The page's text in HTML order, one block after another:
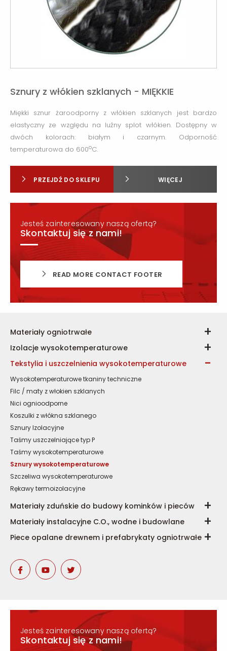
Sznury z włókien szklanych - MIĘKKIE
Miękki sznur żaroodporny z włókien szklanych jest bardzo
elastyczny ze względu na luźny splot włókien. Dostępny w
dwóch kolorach: białym i czarnym. Odporność
temperaturowa do 600oC.
PRZEJDŹ DO SKLEPU WIĘCEJ
Jesteś zainteresowany naszą ofertą?
Skontaktuj się z nami!
READ MORE CONTACT FOOTER
Materiały ogniotrwałe
Izolacje wysokotemperaturowe
Tekstylia i uszczelnienia wysokotemperaturowe
Wysokotemperaturowe tkaniny techniczne
Filc / maty z włokien szklanych
Nici ognioodporne
Koszulki z włókna szklanego
Sznury Izolacyjne
Taśmy uszczelniające typ P
Taśmy wysokotemperaturowe
Sznury wysokotemperaturowe
Szczeliwa wysokotemperaturowe
Rękawy termoizolacyjne
Materiały zduńskie do budowy kominków i pieców
Materiały instalacyjne C.O., wodne i budowlane
Piece opalane drewnem i prefabrykaty ogniotrwałe
Jesteś zainteresowany naszą ofertą?
Skontaktuj się z nami!